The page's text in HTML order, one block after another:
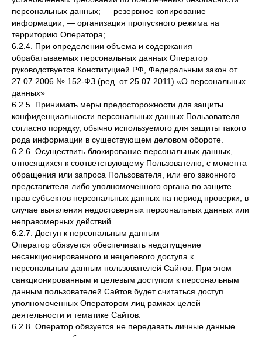
персональных данных; — резервное копирование
информации; — организация пропускного режима на
территорию Оператора;
6.2.4. При определении объема и содержания
обрабатываемых персональных данных Оператор
руководствуется Конституцией РФ, Федеральным закон от
27.07.2006 № 152-ФЗ (ред. от 25.07.2011) «О персональных
данных»
6.2.5. Принимать меры предосторожности для защиты
конфиденциальности персональных данных Пользователя
согласно порядку, обычно используемого для защиты такого
рода информации в существующем деловом обороте.
6.2.6. Осуществить блокирование персональных данных,
относящихся к соответствующему Пользователю, с момента
обращения или запроса Пользователя, или его законного
представителя либо уполномоченного органа по защите
прав субъектов персональных данных на период проверки, в
случае выявления недостоверных персональных данных или
неправомерных действий.
6.2.7. Доступ к персональным данным
Оператор обязуется обеспечивать недопущение
несанкционированного и нецелевого доступа к
персональным данным пользователей Сайтов. При этом
санкционированным и целевым доступом к персональным
данным пользователей Сайтов будет считаться доступ
уполномоченных Оператором лиц рамках целей
деятельности и тематике Сайтов.
6.2.8. Оператор обязуется не передавать личные данные